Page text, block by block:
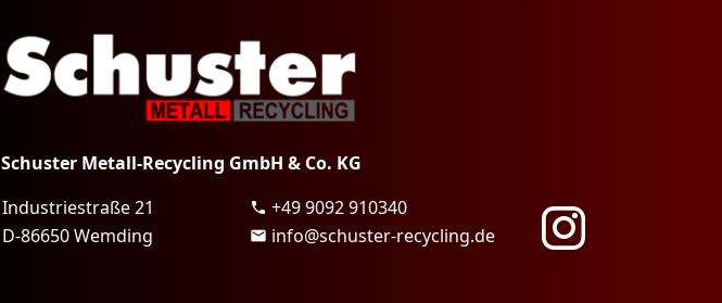
Schuster Metall-Recycling GmbH & Co. KG
Industriestraße 21
phone +49 9092 910340
D-86650 Wemding
mail info@schuster-recycling.de